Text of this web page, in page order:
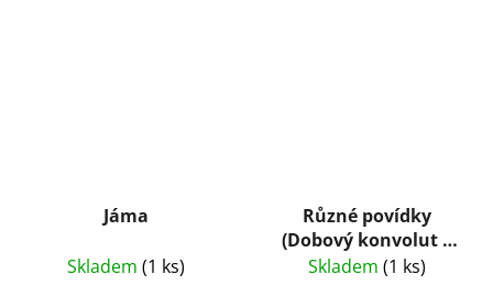
Jáma
Skladem (1 ks)
Různé povídky
(Dobový konvolut 8
tisků: Tolstoj,
Skladem (1 ks)